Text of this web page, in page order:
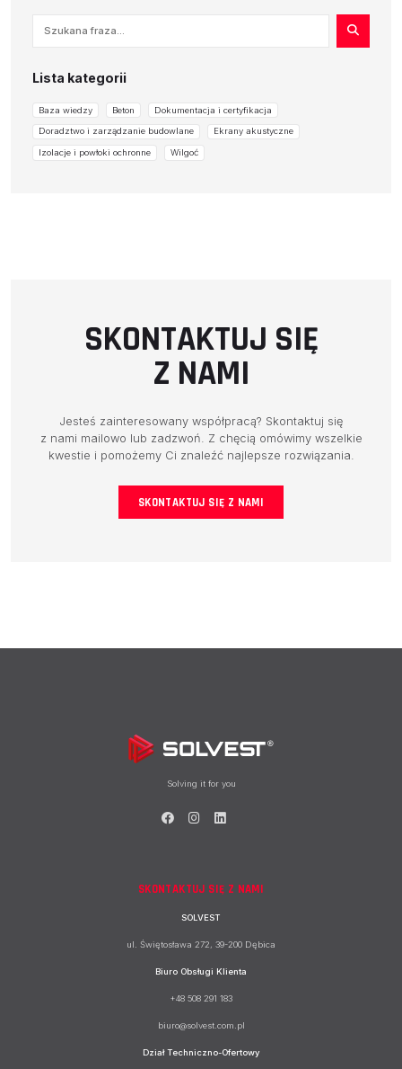
Lista kategorii
Baza wiedzy Beton Dokumentacja i certyfikacja
Doradztwo i zarządzanie budowlane Ekrany akustyczne
Izolacje i powłoki ochronne Wilgoć
SKONTAKTUJ SIĘ
Z NAMI
Jesteś zainteresowany współpracą? Skontaktuj się
z nami mailowo lub zadzwoń. Z chęcią omówimy wszelkie
kwestie i pomożemy Ci znaleźć najlepsze rozwiązania.
SKONTAKTUJ SIĘ Z NAMI
Solving it for you
SKONTAKTUJ SIĘ Z NAMI
SOLVEST
ul. Świętosława 272, 39-200 Dębica
Biuro Obsługi Klienta
+48 508 291 183
biuro@solvest.com.pl
Dział Techniczno-Ofertowy